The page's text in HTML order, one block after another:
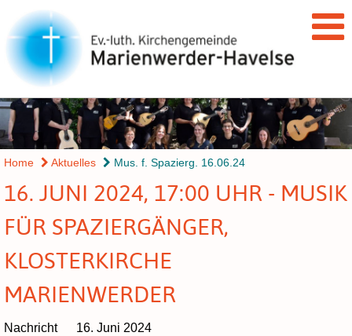
Home Aktuelles Mus. f. Spazierg. 16.06.24
16. JUNI 2024, 17:00 UHR - MUSIK
FÜR SPAZIERGÄNGER,
KLOSTERKIRCHE
MARIENWERDER
Nachricht 16. Juni 2024